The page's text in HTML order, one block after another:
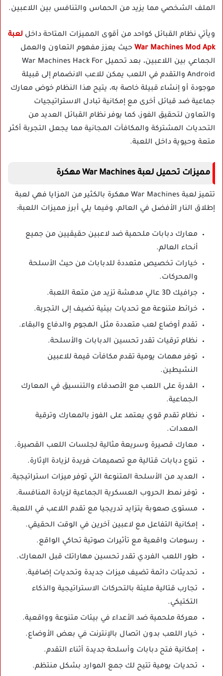
الملف الشخصي مما يزيد من الحماس والتنافس بين اللاعبين.
ويأتي نظام القبائل كواحد من أقوى المميزات المتاحة داخل لعبة
War Machines Mod Apk حيث يعزز مفهوم التعاون والعمل
الجماعي بين اللاعبين، بعد تحميل War Machines Hack For
Android والتقدم في اللعب يمكن للاعب الانضمام إلى قبيلة
موجودة أو إنشاء قبيلة خاصة به، يتيح هذا النظام خوض معارك
جماعية ضد قبائل أخرى مع إمكانية تبادل الاستراتيجيات
والتعاون لتحقيق الفوز، كما يوفر نظام القبائل العديد من
التحديات المشتركة والمكافآت المجانية مما يجعل التجربة أكثر
متعة وحيوية داخل اللعبة.
مميزات تحميل لعبة War Machines مهكرة
تتميز لعبة War Machines مهكرة بالكثير من المزايا فهي لعبة
إطلاق النار الأفضل في العالم، وفيما يلي أبرز مميزات اللعبة:
معارك دبابات ملحمية ضد لاعبين حقيقيين من جميع
أنحاء العالم.
خيارات تخصيص متعددة للدبابات من حيث الأسلحة
والمحركات.
جرافيك 3D عالي مدهشة تزيد من متعة اللعبة.
خرائط متنوعة مع تحديات بيئية تضيف إلى التجربة.
تقدم أوضاع لعب متعددة مثل الهجوم والدفاع والبقاء.
نظام ترقيات تقدر تحسين الدبابات والأسلحة.
توفر مهمات يومية تقدم مكافآت قيمة للاعبين
النشيطين.
القدرة على اللعب مع الأصدقاء والتنسيق في المعارك
الجماعية.
نظام تقدم قوي يعتمد على الفوز بالمعارك وترقية
المعدات.
معارك قصيرة وسريعة مثالية لجلسات اللعب القصيرة.
تنوع دبابات قتالية مع تصميمات فريدة لزيادة الإثارة.
العديد من الأسلحة المتنوعة التي توفر ميزات استراتيجية.
توفر نمط الحروب العسكرية الجماعية لزيادة المنافسة.
مستوى صعوبة يتزايد تدريجيا مع تقدم اللاعب في اللعبة.
إمكانية التفاعل مع لاعبين آخرين في الوقت الحقيقي.
رسومات واقعية مع تأثيرات صوتية تحاكي الواقع.
طور اللعب الفردي تقدر تحسين مهاراتك قبل المعارك.
تحديثات دائمة تضيف ميزات جديدة وتحديات إضافية.
تجارب قتالية مليئة بالتحركات الاستراتيجية والذكاء
التكتيكي.
معركة ملحمية ضد الأعداء في بيئات متنوعة وواقعية.
خيار اللعب بدون اتصال بالإنترنت في بعض الأوضاع.
إمكانية فتح دبابات وأسلحة جديدة أثناء التقدم.
تحديات يومية تتيح لك جمع الموارد بشكل منتظم.